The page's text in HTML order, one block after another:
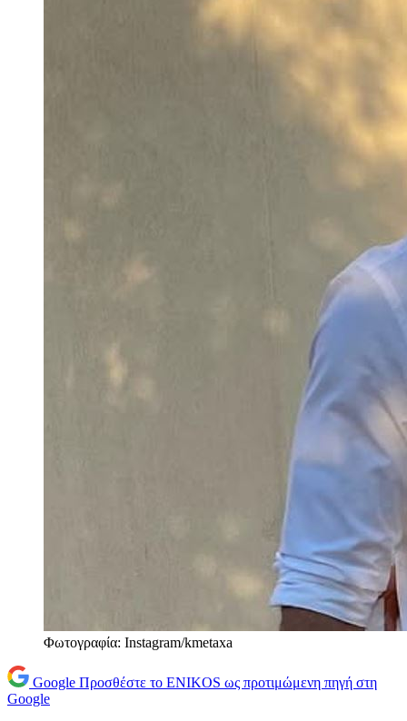
Φωτογραφία: Instagram/kmetaxa
Google Προσθέστε το ENIKOS ως προτιμώμενη πηγή στη
Google